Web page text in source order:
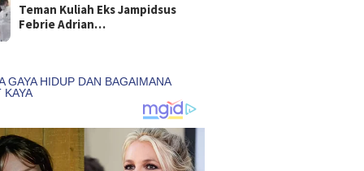
Teman Kuliah Eks Jampidsus
Febrie Adrian…